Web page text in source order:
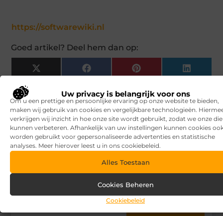
Uw privacy is belangrijk voor ons
Om u een prettige en persoonlijke ervaring op onze website te bieden,
maken wij gebruik van cookies en vergelijkbare technologieën.
verkrijgen wij inzicht in hoe onze site wordt gebruikt, zodat we onze
kunnen verbeteren. Afhankelijk van uw instellingen kunnen cookies
worden gebruikt voor gepersonaliseerde advertenties en statistische
analyses. Meer hierover leest u in ons cookiebeleid.
Alles Toestaan
Cookies Beheren
Cookiebeleid
https://softwarewiki.nl
Goed artikel? Deel hem dan op:
X
(Twitter)
Facebook Pinterest LinkedIn
Tags en Categorieën:
Zakelijk
DEEL DIT:
Stuur ons een bericht